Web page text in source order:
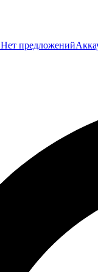
Нет предложений